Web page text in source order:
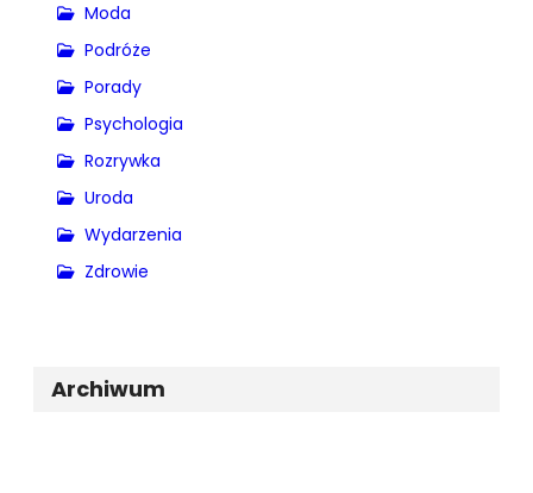
Moda
Podróże
Porady
Psychologia
Rozrywka
Uroda
Wydarzenia
Zdrowie
Archiwum